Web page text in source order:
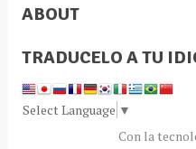
ABOUT
TRADUCELO A TU
Select Language ▼
Con la